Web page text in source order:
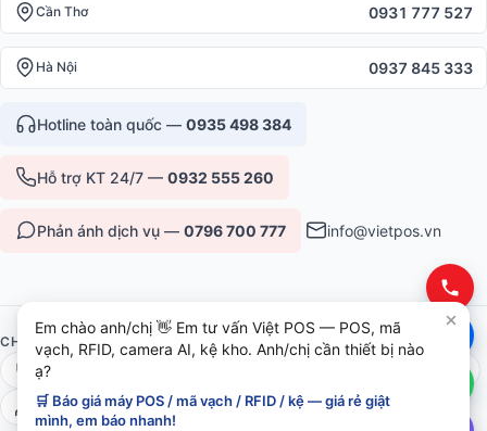
Cần Thơ 0931 777 527
Hà Nội 0937 845 333
Hotline toàn quốc — 0935 498 384
Hỗ trợ KT 24/7 — 0932 555 260
Phản ánh dịch vụ — 0796 700 777 info@vietpos.vn
CHỨNG NHẬN & UY TÍN
ISO 9001:2015
6+ năm phục vụ B2B
Em chào anh/chị 👋 Em tư vấn Việt POS — POS, mã
vạch, RFID, camera AI, kệ kho. Anh/chị cần thiết bị nào
ạ?
🛒 Báo giá máy POS / mã vạch / RFID / kệ — giá rẻ giật
mình, em báo nhanh!